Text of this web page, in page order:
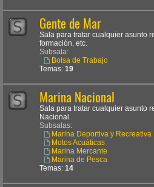
Gente de Mar
Sala para tratar cualquier asunto
formación, etc.
Subsala:
Bolsa de Trabajo
Temas: 19
Marina Nacional
Sala para tratar cualquier asunto
Nacional.
Subsalas:
Marina Deportiva y Recreativa
Motos Acuáticas
Marina Mercante
Marina de Pesca
Temas: 14